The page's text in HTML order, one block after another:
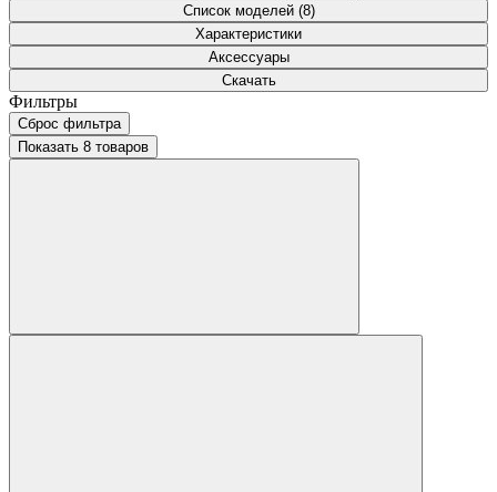
Список моделей (8)
Характеристики
Аксессуары
Скачать
Фильтры
Сброс фильтра
Показать 8 товаров